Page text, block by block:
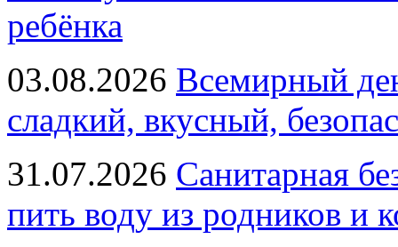
ребёнка
03.08.2026 Всемирный
сладкий, вкусный,
31.07.2026 Санитарная
пить воду из родников и